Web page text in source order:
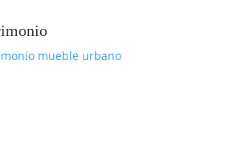
mueble urbano